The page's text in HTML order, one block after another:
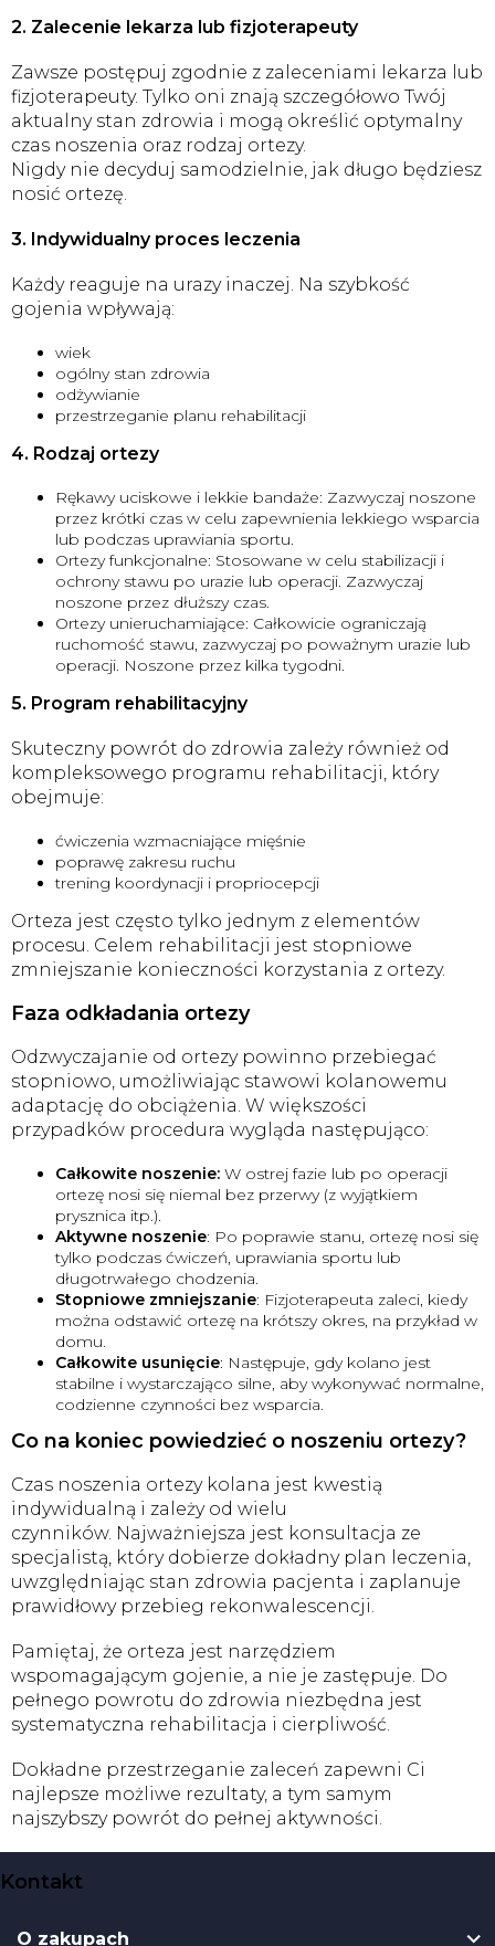
2. Zalecenie lekarza lub fizjoterapeuty
Zawsze postępuj zgodnie z zaleceniami lekarza lub
fizjoterapeuty. Tylko oni znają szczegółowo Twój
aktualny stan zdrowia i mogą określić optymalny
czas noszenia oraz rodzaj ortezy.
Nigdy nie decyduj samodzielnie, jak długo będziesz
nosić ortezę.
3. Indywidualny proces leczenia
Każdy reaguje na urazy inaczej. Na szybkość
gojenia wpływają:
wiek
ogólny stan zdrowia
odżywianie
przestrzeganie planu rehabilitacji
4. Rodzaj ortezy
Rękawy uciskowe i lekkie bandaże: Zazwyczaj noszone
przez krótki czas w celu zapewnienia lekkiego wsparcia
lub podczas uprawiania sportu.
Ortezy funkcjonalne: Stosowane w celu stabilizacji i
ochrony stawu po urazie lub operacji. Zazwyczaj
noszone przez dłuższy czas.
Ortezy unieruchamiające: Całkowicie ograniczają
ruchomość stawu, zazwyczaj po poważnym urazie lub
operacji. Noszone przez kilka tygodni.
5. Program rehabilitacyjny
Skuteczny powrót do zdrowia zależy również od
kompleksowego programu rehabilitacji, który
obejmuje:
ćwiczenia wzmacniające mięśnie
poprawę zakresu ruchu
trening koordynacji i propriocepcji
Orteza jest często tylko jednym z elementów
procesu. Celem rehabilitacji jest stopniowe
zmniejszanie konieczności korzystania z ortezy.
Faza odkładania ortezy
Odzwyczajanie od ortezy powinno przebiegać
stopniowo, umożliwiając stawowi kolanowemu
adaptację do obciążenia. W większości
przypadków procedura wygląda następująco:
Całkowite noszenie: W ostrej fazie lub po operacji
ortezę nosi się niemal bez przerwy (z wyjątkiem
prysznica itp.).
Aktywne noszenie: Po poprawie stanu, ortezę nosi się
tylko podczas ćwiczeń, uprawiania sportu lub
długotrwałego chodzenia.
Stopniowe zmniejszanie: Fizjoterapeuta zaleci, kiedy
można odstawić ortezę na krótszy okres, na przykład w
domu.
Całkowite usunięcie: Następuje, gdy kolano jest
stabilne i wystarczająco silne, aby wykonywać normalne,
codzienne czynności bez wsparcia.
Co na koniec powiedzieć o noszeniu ortezy?
Czas noszenia ortezy kolana jest kwestią
indywidualną i zależy od wielu
czynników. Najważniejsza jest konsultacja ze
specjalistą, który dobierze dokładny plan leczenia,
uwzględniając stan zdrowia pacjenta i zaplanuje
prawidłowy przebieg rekonwalescencji.
Pamiętaj, że orteza jest narzędziem
wspomagającym gojenie, a nie je zastępuje. Do
pełnego powrotu do zdrowia niezbędna jest
systematyczna rehabilitacja i cierpliwość.
Dokładne przestrzeganie zaleceń zapewni Ci
najlepsze możliwe rezultaty, a tym samym
najszybszy powrót do pełnej aktywności.
t
Kontakt
O zakupach